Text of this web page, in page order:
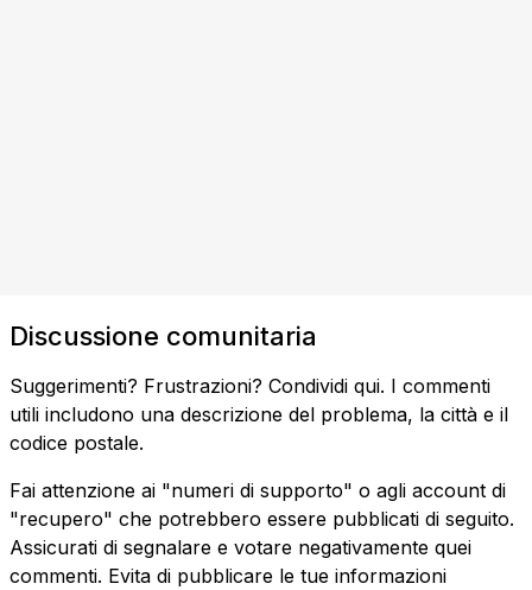
Discussione comunitaria
Suggerimenti? Frustrazioni? Condividi qui. I commenti
utili includono una descrizione del problema, la città e il
codice postale.
Fai attenzione ai "numeri di supporto" o agli account di
"recupero" che potrebbero essere pubblicati di seguito.
Assicurati di segnalare e votare negativamente quei
commenti. Evita di pubblicare le tue informazioni